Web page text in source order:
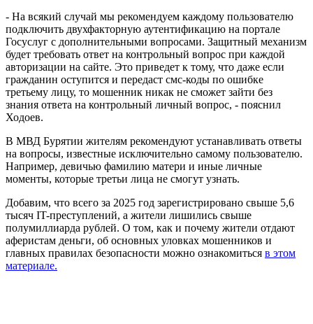
- На всякий случай мы рекомендуем каждому пользователю
подключить двухфакторную аутентификацию на портале
Госуслуг с дополнительными вопросами. Защитный механизм
будет требовать ответ на контрольный вопрос при каждой
авторизации на сайте. Это приведет к тому, что даже если
гражданин оступится и передаст смс-коды по ошибке
третьему лицу, то мошенник никак не сможет зайти без
знания ответа на контрольный личный вопрос, - пояснил
Ходоев.
В МВД Бурятии жителям рекомендуют устанавливать ответы
на вопросы, известные исключительно самому пользователю.
Например, девичью фамилию матери и иные личные
моменты, которые третьи лица не смогут узнать.
Добавим, что всего за 2025 год зарегистрировано свыше 5,6
тысяч IT-преступлений, а жители лишились свыше
полумиллиарда рублей. О том, как и почему жители отдают
аферистам деньги, об основных уловках мошенников и
главных правилах безопасности можно ознакомиться в этом
материале.